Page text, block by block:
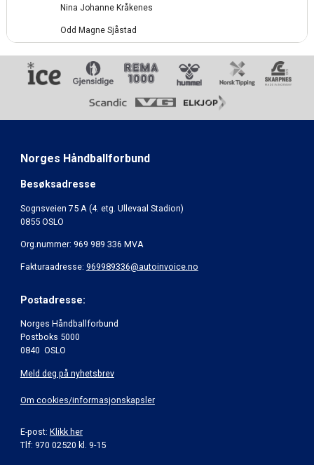
Nina Johanne Kråkenes
Odd Magne Sjåstad
Norges Håndballforbund
Besøksadresse
Sognsveien 75 A (4. etg. Ullevaal Stadion)
0855 OSLO
Org.nummer: 969 989 336 MVA
Fakturaadresse: 969989336@autoinvoice.no
Postadresse:
Norges Håndballforbund
Postboks 5000
0840 OSLO
Meld deg på nyhetsbrev
Om cookies/informasjonskapsler
E-post: Klikk her
Tlf: 970 02520 kl. 9-15